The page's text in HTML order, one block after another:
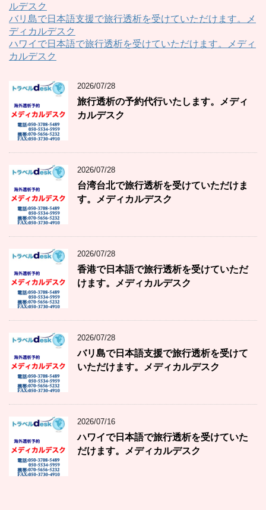
ルデスク
バリ島で日本語支援で旅行透析を受けていただけます。メ
ディカルデスク
ハワイで日本語で旅行透析を受けていただけます。メディ
カルデスク
2026/07/28
旅行透析の予約代行いたします。メディ
カルデスク
2026/07/28
台湾台北で旅行透析を受けていただけま
す。メディカルデスク
2026/07/28
香港で日本語で旅行透析を受けていただ
けます。メディカルデスク
2026/07/28
バリ島で日本語支援で旅行透析を受けて
いただけます。メディカルデスク
2026/07/16
ハワイで日本語で旅行透析を受けていた
だけます。メディカルデスク